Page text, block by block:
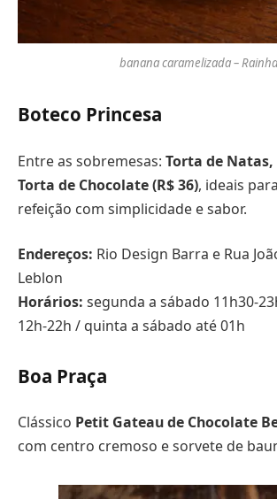
banana caramelizada – Rainha
Boteco Princesa
Entre as sobremesas: Torta de
Torta de Chocolate (R$ 36), ideais
refeição com simplicidade e sabor.
Endereços: Rio Design Barra e Rua
Leblon
Horários: segunda a sábado 11h30-
12h-22h / quinta a sábado até 01h
Boa Praça
Clássico Petit Gateau de Chocolate
com centro cremoso e sorvete de